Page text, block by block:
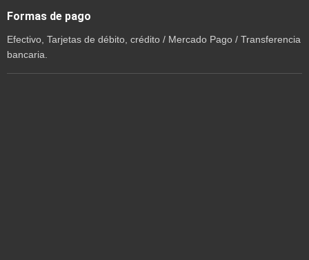
Formas de pago
Efectivo, Tarjetas de débito, crédito / Mercado Pago / Transferencia
bancaria.